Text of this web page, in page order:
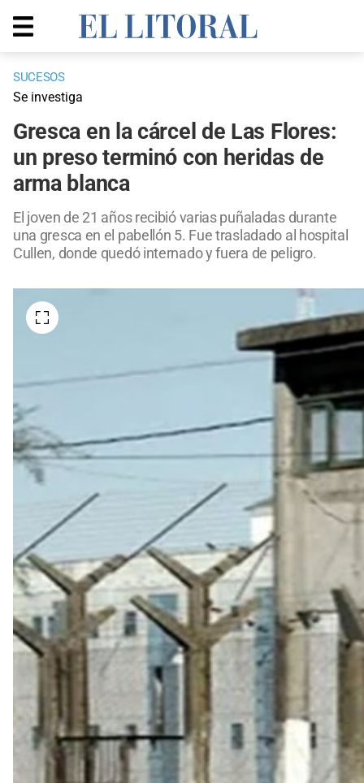
SUCESOS
Se investiga
Gresca en la cárcel de Las Flores:
un preso terminó con heridas de
arma blanca
El joven de 21 años recibió varias puñaladas durante
una gresca en el pabellón 5. Fue trasladado al hospital
Cullen, donde quedó internado y fuera de peligro.